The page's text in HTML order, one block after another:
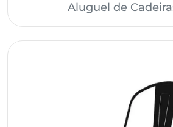
Aluguel de